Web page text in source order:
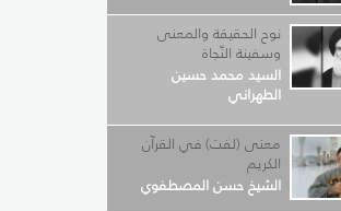
نوح الحقيقة والمعنى
وسفينة النّجاة
السيد محمد حسين
الطهراني
معنى (لفت) في القرآن
الكريم
الشيخ حسن المصطفوي